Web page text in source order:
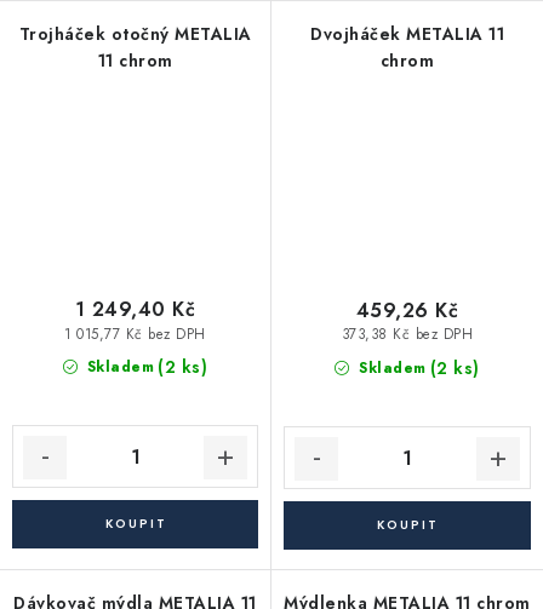
Trojháček otočný METALIA
11 chrom
Skladem (2 ks)
1 015,77 Kč bez DPH
1 249,40 Kč
Dvojháček METALIA 11
chrom
Skladem (2 ks)
373,38 Kč bez DPH
459,26 Kč
Dávkovač mýdla METALIA 11 Mýdlenka METALIA 11 chrom